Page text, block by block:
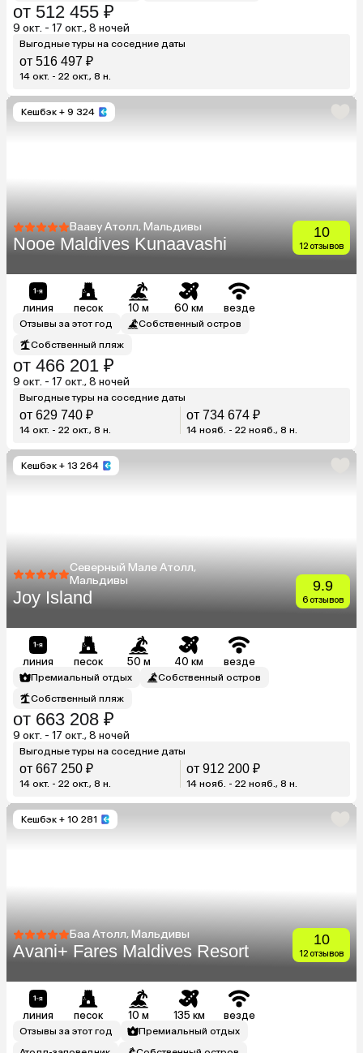
от 512 455 ₽
9 окт. - 17 окт., 8 ночей
Выгодные туры на соседние даты
от 516 497 ₽
14 окт. - 22 окт., 8 н.
Кешбэк + 9 324
Вааву Атолл, Мальдивы
Nooe Maldives Kunaavashi
10
12 отзывов
линия песок 10 м 60 км везде
Отзывы за этот год
Собственный остров
Собственный пляж
от 466 201 ₽
9 окт. - 17 окт., 8 ночей
Выгодные туры на соседние даты
от 629 740 ₽
14 окт. - 22 окт., 8 н.
от 734 674 ₽
14 нояб. - 22 нояб., 8 н.
Кешбэк + 13 264
Северный Мале Атолл,
Мальдивы
Joy Island
9.9
6 отзывов
линия песок 50 м 40 км везде
Премиальный отдых
Собственный остров
Собственный пляж
от 663 208 ₽
9 окт. - 17 окт., 8 ночей
Выгодные туры на соседние даты
от 667 250 ₽
14 окт. - 22 окт., 8 н.
от 912 200 ₽
14 нояб. - 22 нояб., 8 н.
Кешбэк + 10 281
Баа Атолл, Мальдивы
Avani+ Fares Maldives Resort
10
12 отзывов
линия песок 10 м 135 км везде
Отзывы за этот год
Премиальный отдых